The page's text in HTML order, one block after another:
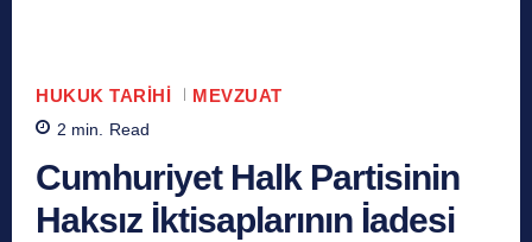
HUKUK TARIHI MEVZUAT
2 min. Read
Cumhuriyet Halk Partisinin
Haksız İktisaplarının İadesi